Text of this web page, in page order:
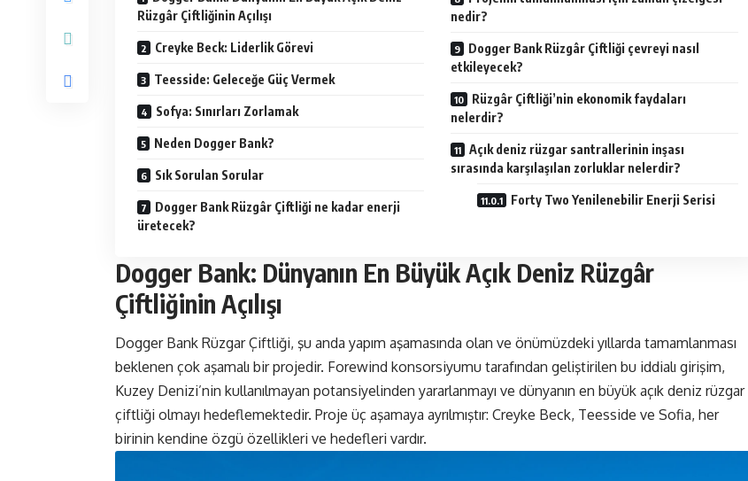
Rüzgâr Çiftliğinin Açılışı
Creyke Beck: Liderlik Görevi
Teesside: Geleceğe Güç Vermek
Sofya: Sınırları Zorlamak
Neden Dogger Bank?
Sık Sorulan Sorular
Dogger Bank Rüzgâr Çiftliği ne kadar enerji
üretecek?
nedir?
Dogger Bank Rüzgâr Çiftliği çevreyi nasıl
etkileyecek?
Rüzgâr Çiftliği’nin ekonomik faydaları
nelerdir?
Açık deniz rüzgar santrallerinin inşası
sırasında karşılaşılan zorluklar nelerdir?
Forty Two Yenilenebilir Enerji Serisi
Dogger Bank: Dünyanın En Büyük Açık Deniz Rüzgâr
Çiftliğinin Açılışı
Dogger Bank Rüzgar Çiftliği, şu anda yapım aşamasında olan ve önümüzdeki yıllarda tamamlanması
beklenen çok aşamalı bir projedir. Forewind konsorsiyumu tarafından geliştirilen bu iddialı girişim,
Kuzey Denizi’nin kullanılmayan potansiyelinden yararlanmayı ve dünyanın en büyük açık deniz rüzgar
çiftliği olmayı hedeflemektedir. Proje üç aşamaya ayrılmıştır: Creyke Beck, Teesside ve Sofia, her
birinin kendine özgü özellikleri ve hedefleri vardır.